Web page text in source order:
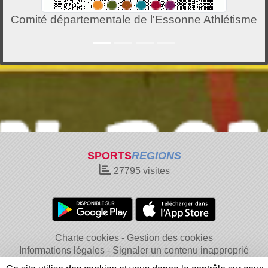
Comité départementale de l'Essonne Athlétisme
SPORTSREGIONS
27795visites
Charte cookies
Gestion des cookies
Informations légales
Signaler un contenu inapproprié